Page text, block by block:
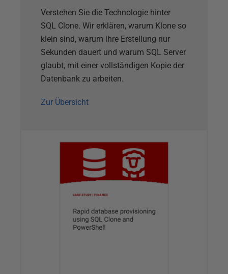
Verstehen Sie die Technologie hinter
SQL Clone. Wir erklären, warum Klone so
klein sind, warum ihre Erstellung nur
Sekunden dauert und warum SQL Server
glaubt, mit einer vollständigen Kopie der
Datenbank zu arbeiten.
Zur Übersicht